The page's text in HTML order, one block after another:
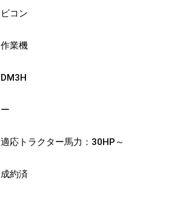
ビコン
作業機
DM3H
ー
適応トラクター馬力：30HP～
成約済